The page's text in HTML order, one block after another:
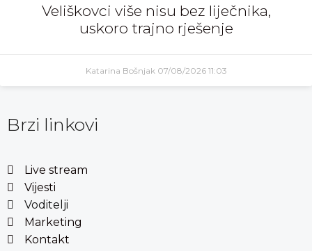
Veliškovci više nisu bez liječnika,
uskoro trajno rješenje
Katarina Bošnjak 07/08/2026 11:03
Brzi linkovi
Live stream
Vijesti
Voditelji
Marketing
Kontakt